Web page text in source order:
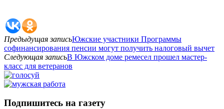
Предыдущая записьЮжские участники Программы
софинансирования пенсии могут получить налоговый вычет
Следующая записьВ Южском доме ремесел прошел мастер-
класс для ветеранов
Подпишитесь на газету